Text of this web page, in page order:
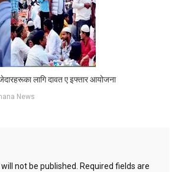
लागि दावत ए इफ्तार आयोजना
News
not be published. Required fields are